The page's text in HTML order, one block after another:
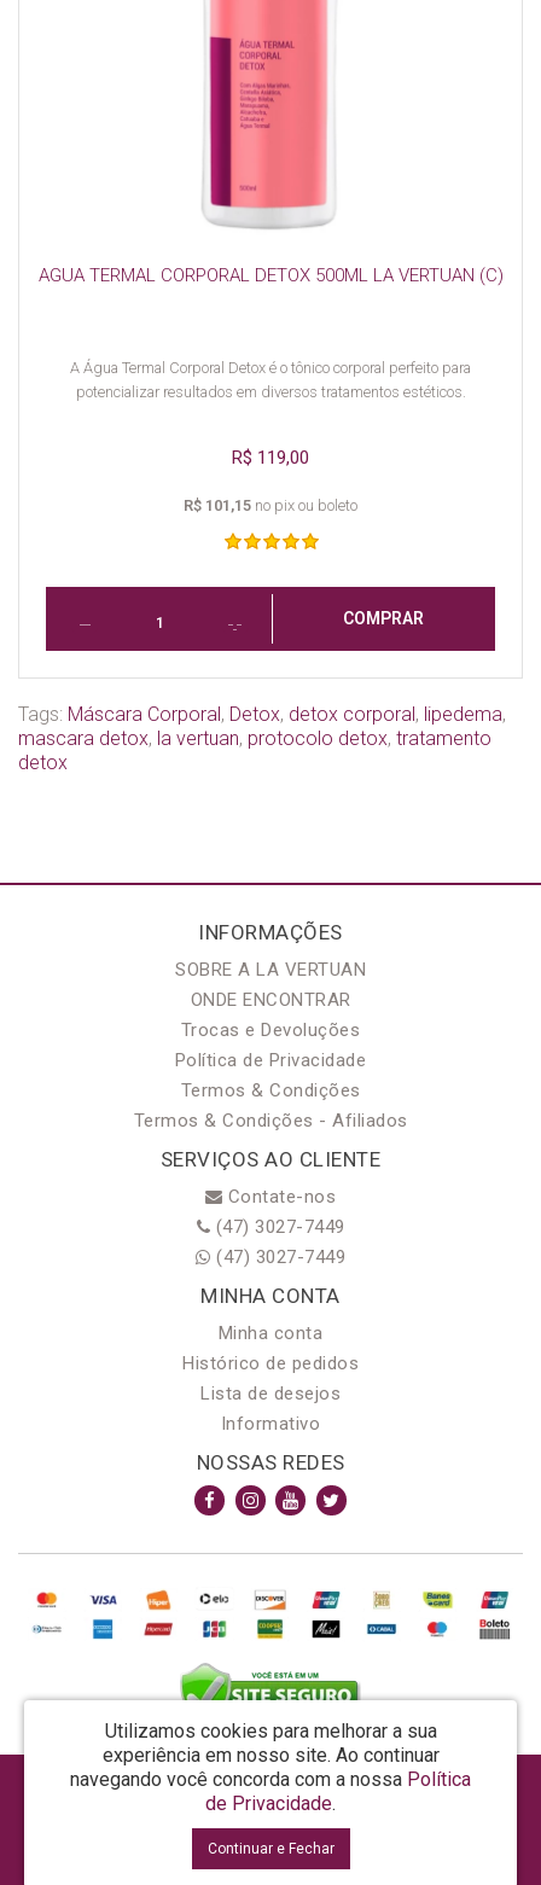
AGUA TERMAL CORPORAL DETOX 500ML LA VERTUAN (C)
A Água Termal Corporal Detox é o tônico corporal perfeito para
potencializar resultados em diversos tratamentos estéticos.
R$ 119,00
R$ 101,15 no pix ou boleto
COMPRAR
Tags: Máscara Corporal , Detox, detox corporal , lipedema,
mascara detox, la vertuan, protocolo detox, tratamento
detox
INFORMAÇÕES
SOBRE A LA VERTUAN
ONDE ENCONTRAR
Trocas e Devoluções
Política de Privacidade
Termos & Condições
Termos & Condições - Afiliados
SERVIÇOS AO CLIENTE
Contate-nos
(47) 3027-7449
(47) 3027-7449
MINHA CONTA
Minha conta
Histórico de pedidos
Lista de desejos
Informativo
NOSSAS REDES
Utilizamos cookies para melhorar a sua
experiência em nosso site. Ao continuar
navegando você concorda com a nossa Política
de Privacidade.
Continuar e Fechar
AROMA & MAGIA MANUF DE PROD COSMECEUTICOS LTDA EPP - CNPJ: 81.362.295/0001-48
Rua da Prosperidade, 480 - Araquari - SC - CEP: 89245-000
La Vertuan © 2026